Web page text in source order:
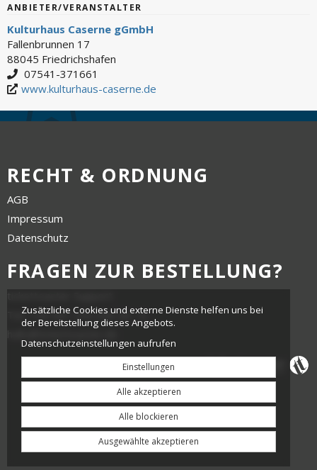
ANBIETER/VERANSTALTER
Kulturhaus Caserne gGmbH
Fallenbrunnen 17
88045 Friedrichshafen
07541-371661
www.kulturhaus-caserne.de
RECHT & ORDNUNG
AGB
Impressum
Datenschutz
FRAGEN ZUR BESTELLUNG?
Tel.: +49 561 350 296 28 - 0
Zusätzliche Cookies und externe Dienste helfen uns bei
der Bereitstellung dieses Angebots.
Datenschutzeinstellungen aufrufen
Einstellungen
Alle akzeptieren
Alle blockieren
Ausgewählte akzeptieren